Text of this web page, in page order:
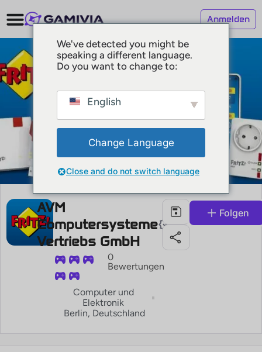
Anmelden
AVM
Computersysteme
Vertriebs GmbH
0
Bewertungen
Computer und
Elektronik
Berlin, Deutschland
Folgen
We've detected you might be
speaking a different language.
Do you want to change to:
English
Change Language
Close and do not switch language